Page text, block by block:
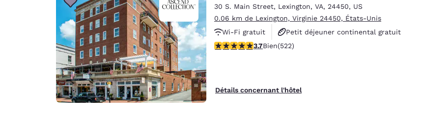
30 S. Main Street, Lexington, VA, 24450, US
0.06 km de Lexington, Virginie 24450, États-Unis
Wi-Fi gratuit
Petit déjeuner continental gratuit
Non-fumeur
3.74 étoiles. Bien. 522 commentaires
3.7Bien(522)
Détails concernant l'hôtel